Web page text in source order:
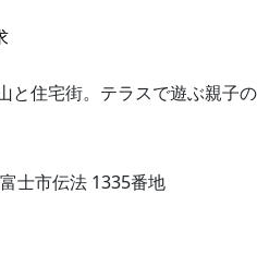
士市伝法 1335番地